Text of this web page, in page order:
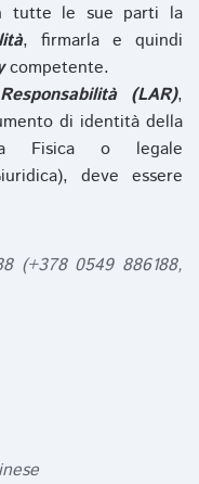
tutte le sue parti la
, firmarla e quindi
competente.
(LAR),
di identità della
Fisica o legale
deve essere
(+378 0549 886188,